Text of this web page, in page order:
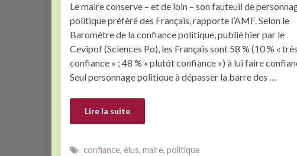
Le maire conserve – et de loin – son fauteuil de
politique préféré des Français, rapporte l’AMF. Selon le
Baromètre de la confiance politique, publié hier par le
Cevipof (Sciences Po), les Français sont 58 % (10 % « très
confiance » ; 48 % « plutôt confiance ») à lui faire
Seul personnage politique à dépasser la barre des …
Lire la suite
confiance, élus, maire, politique